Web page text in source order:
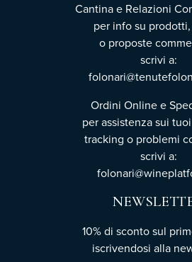
Cantina e Relazioni
per info su
o proposte
scrivi a:
Ordini Online e
per assistenza sui
tracking o problemi
scrivi a:
10% di sconto sul
iscrivendosi alla